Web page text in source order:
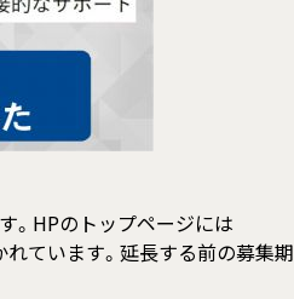
。HPのトップページには
れています。延長する前の募集期